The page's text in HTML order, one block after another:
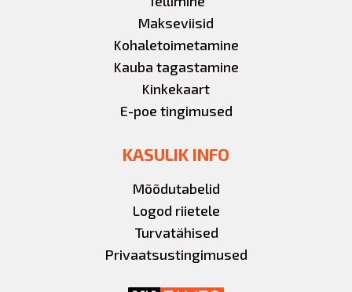
Makseviisid
Kohaletoimetamine
Kauba tagastamine
Kinkekaart
E-poe tingimused
KASULIK INFO
Mõõdutabelid
Logod riietele
Turvatähised
Privaatsustingimused